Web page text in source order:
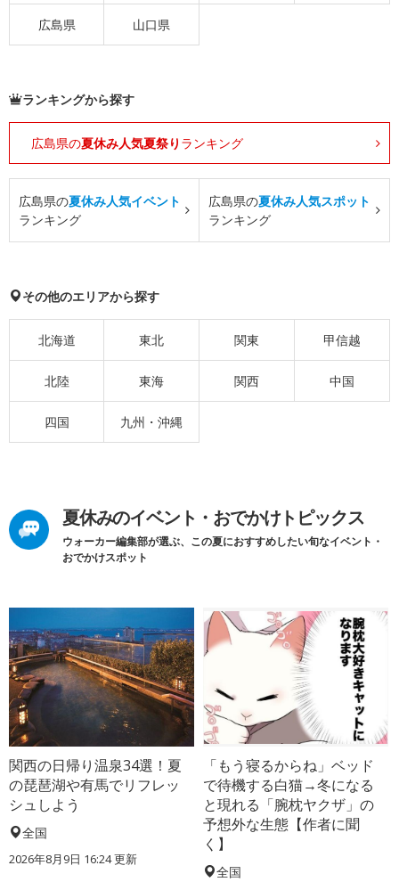
広島県 山口県
ランキングから探す
広島県の夏休み人気夏祭り ランキング
広島県の夏休み人気イベント
ランキング
広島県の夏休み人気スポット
ランキング
その他のエリアから探す
北海道 東北 関東 甲信越
北陸 東海 関西 中国
四国 九州・沖縄
夏休みのイベント・おでかけトピックス
ウォーカー編集部が選ぶ、この夏におすすめしたい旬なイベント・
おでかけスポット
関西の日帰り温泉34選！夏
の琵琶湖や有馬でリフレッ
シュしよう
全国
2026年8月9日 16:24更新
「もう寝るからね」ベッド
で待機する白猫→冬になる
と現れる「腕枕ヤクザ」の
予想外な生態【作者に聞
く】
全国